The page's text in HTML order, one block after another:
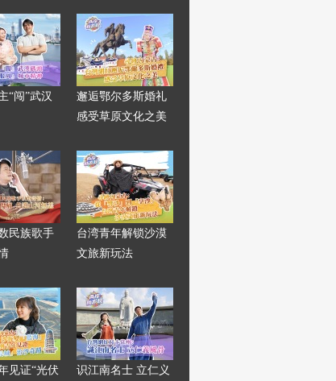
“闯”武汉
邂逅鄂尔多斯婚礼
感受草原文化之美
民族歌手
台湾青年解锁沙漠
文旅新玩法
见证“光伏
识江南名士 立仁义